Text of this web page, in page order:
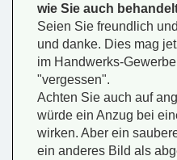
wie Sie auch
Seien Sie freundlich
und danke. Dies mag
im Handwerks-
"vergessen".
Achten Sie auch auf
würde ein Anzug bei
wirken. Aber ein
ein anderes Bild als